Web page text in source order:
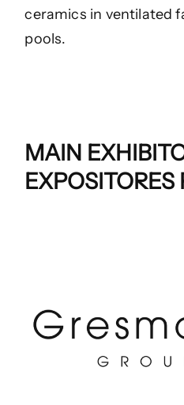
ceramics in ventilated
pools.
MAIN